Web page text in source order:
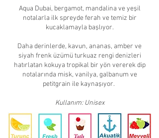
Aqua Dubai, bergamot, mandalina ve yeşil
notalarla ilk spreyde ferah ve temiz bir
kucaklamayla başlıyor.
Daha derinlerde, kavun, ananas, amber ve
siyah frenk üzümü turkuaz rengi denizleri
hatırlatan kokuya tropikal bir yön vererek dip
notalarında misk, vanilya, galbanum ve
petitgrain ile kaynaşıyor.
Kullanım: Unisex